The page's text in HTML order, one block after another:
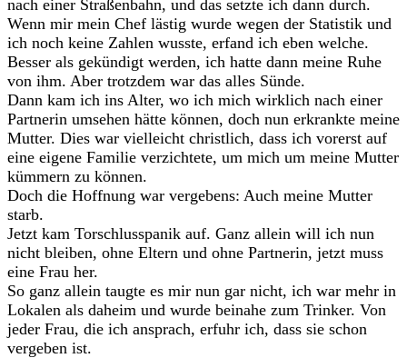
nach einer Straßenbahn, und das setzte ich dann durch.
Wenn mir mein Chef lästig wurde wegen der Statistik und
ich noch keine Zahlen wusste, erfand ich eben welche.
Besser als gekündigt werden, ich hatte dann meine Ruhe
von ihm. Aber trotzdem war das alles Sünde.
Dann kam ich ins Alter, wo ich mich wirklich nach einer
Partnerin umsehen hätte können, doch nun erkrankte meine
Mutter. Dies war vielleicht christlich, dass ich vorerst auf
eine eigene Familie verzichtete, um mich um meine Mutter
kümmern zu können.
Doch die Hoffnung war vergebens: Auch meine Mutter
starb.
Jetzt kam Torschlusspanik auf. Ganz allein will ich nun
nicht bleiben, ohne Eltern und ohne Partnerin, jetzt muss
eine Frau her.
So ganz allein taugte es mir nun gar nicht, ich war mehr in
Lokalen als daheim und wurde beinahe zum Trinker. Von
jeder Frau, die ich ansprach, erfuhr ich, dass sie schon
vergeben ist.